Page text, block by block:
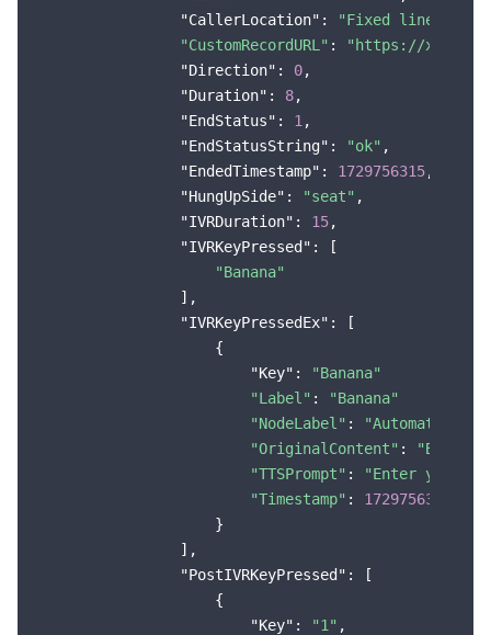
"CallerLocation" :
"Fixed line in
"CustomRecordURL" :
"https://
"Direction" : 0,
"Duration" : 8,
"EndStatus" : 1 ,
"EndStatusString" : "ok" ,
"EndedTimestamp" : 1729756315,
"HungUpSide" : "seat" ,
"IVRDuration" : 15,
"IVRKeyPressed" : [
"Banana"
                ],
"IVRKeyPressedEx" : [
                    {
"Key" :
"Banana"
"Label" :
"Banana"
"NodeLabel" :
"Automatic
"OriginalContent" :
"TTSPrompt" :
"Enter your
"Timestamp" : 1729756303211
                    }
                ],
"PostIVRKeyPressed" : [
                    {
"Key" : "1" ,